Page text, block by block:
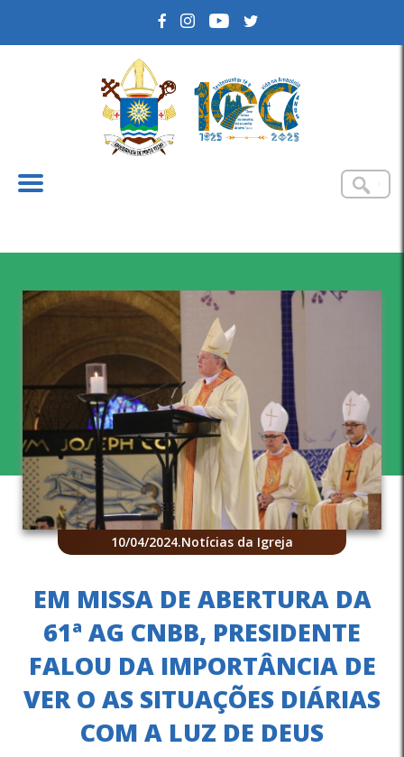
10/04/2024.Notícias da Igreja
EM MISSA DE ABERTURA DA
61ª AG CNBB, PRESIDENTE
FALOU DA IMPORTÂNCIA DE
VER O AS SITUAÇÕES DIÁRIAS
COM A LUZ DE DEUS